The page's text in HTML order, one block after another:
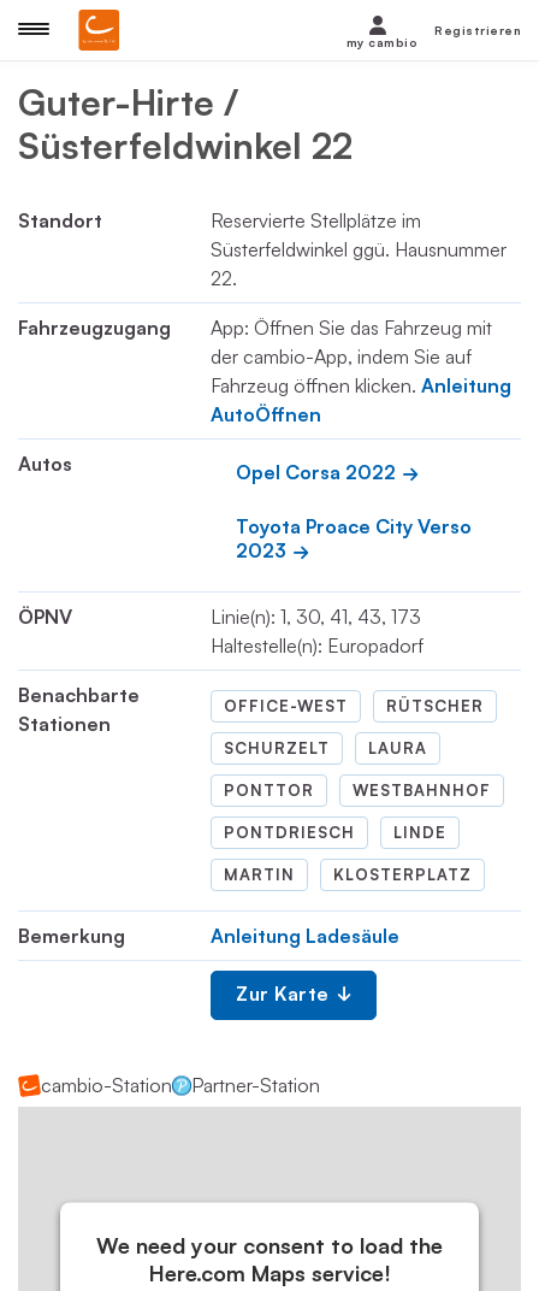
Guter-Hirte /
Süsterfeldwinkel 22
Standort
Reservierte Stellplätze im
Süsterfeldwinkel ggü. Hausnummer
22.
Fahrzeugzugang
App: Öffnen Sie das Fahrzeug mit
der cambio-App, indem Sie auf
Fahrzeug öffnen klicken. Anleitung
AutoÖffnen
Autos Opel Corsa 2022
Toyota Proace City Verso
2023
ÖPNV
Linie(n): 1, 30, 41, 43, 173
Haltestelle(n): Europadorf
Benachbarte
Stationen
OFFICE-WEST RÜTSCHER
SCHURZELT LAURA
PONTTOR WESTBAHNHOF
PONTDRIESCH LINDE
MARTIN KLOSTERPLATZ
Bemerkung Anleitung Ladesäule
Zur Karte
cambio-Station Partner-Station
We need your consent to load the
Here.com Maps service!
my cambio
Registrieren